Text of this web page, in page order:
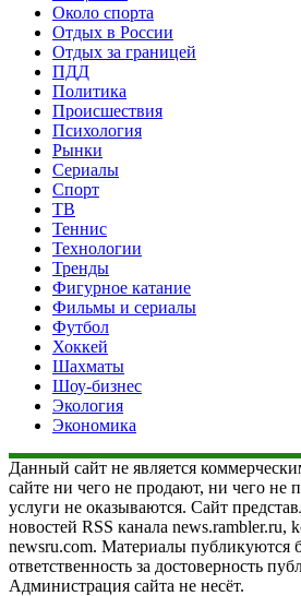
Около спорта
Отдых в России
Отдых за границей
ПДД
Политика
Происшествия
Психология
Рынки
Сериалы
Спорт
ТВ
Теннис
Технологии
Тренды
Фигурное катание
Фильмы и сериалы
Футбол
Хоккей
Шахматы
Шоу-бизнес
Экология
Экономика
Данный сайт не является
сайте ни чего не продают, ни чего не
услуги не оказываются. Сайт
новостей RSS канала news.rambler.ru,
newsru.com. Материалы публикуются
ответственность за достоверность
Администрация сайта не несёт.